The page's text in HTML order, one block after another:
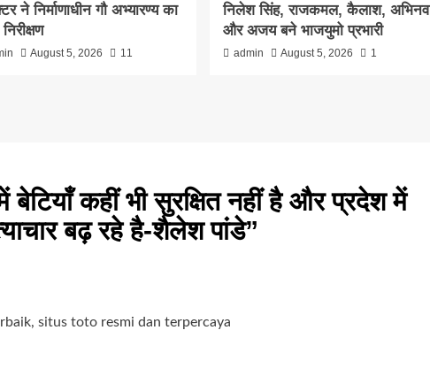
ने निर्माणाधीन गौ अभ्यारण्य का
August 5, 2026 11
निलेश सिंह, राजकमल, कैलाश, अभिनव
और अजय बने भाजयुमो प्रभारी
admin August 5, 2026 1
बेटियाँ कहीं भी सुरक्षित नहीं है और प्रदेश में
बढ़ रहे है-शैलेश पांडे”
situs toto resmi dan terpercaya